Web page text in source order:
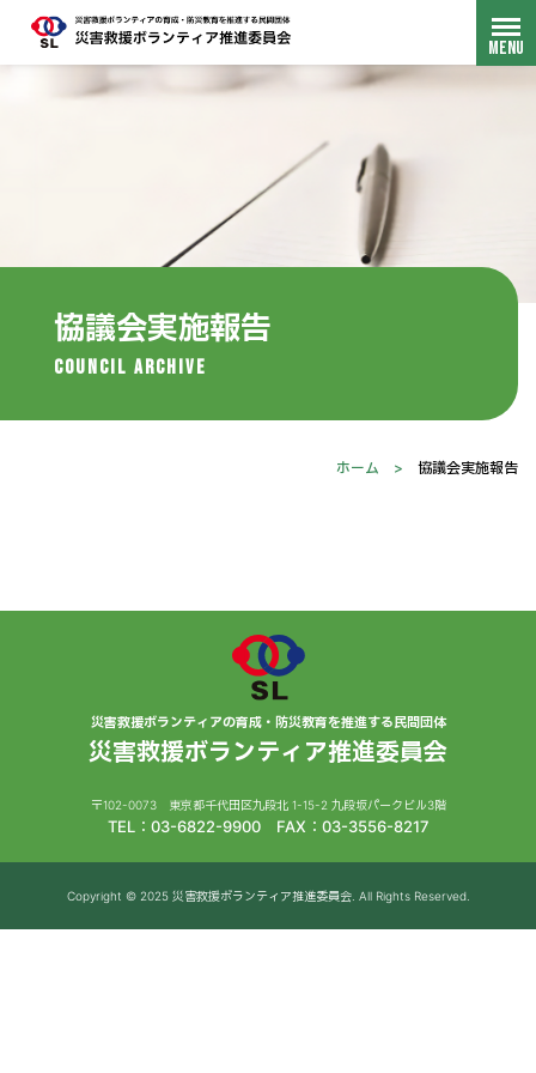
協議会実施報告
council Archive
ホーム > 協議会実施報告
災害救援ボランティアの育成・防災教育を推進する民間団体
災害救援ボランティア推進委員会
〒102-0073 東京都千代田区九段北 1-15-2 九段坂パークビル3階
TEL：03-6822-9900 FAX：03-3556-8217
Copyright © 2025 災害救援ボランティア推進委員会. All Rights Reserved.